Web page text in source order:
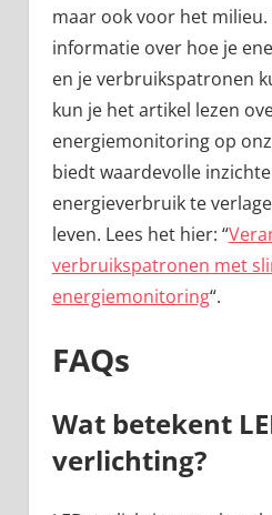
maar ook voor het
informatie over hoe je
en je verbruikspatronen
kun je het artikel lezen
energiemonitoring op
biedt waardevolle
energieverbruik te
leven. Lees het hier: “
verbruikspatronen met
energiemonitoring“.
FAQs
Wat betekent
verlichting?